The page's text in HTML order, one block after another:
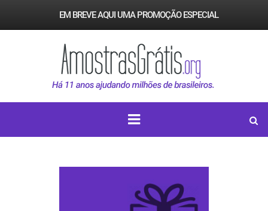
EM BREVE AQUI UMA PROMOÇÃO ESPECIAL